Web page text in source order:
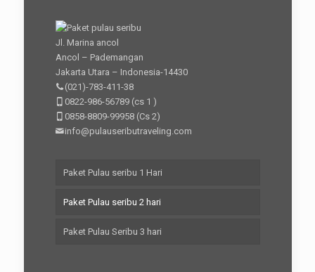
Jl. Marina ancol
Ancol – Pademangan
Jakarta Utara – Indonesia-14430
(021)-783-411-38
0822-986-56789(cs 1 )
0858-8809-99958(Cs 2)
info@pulauseributraveling.com
Paket Pulau seribu 1 Hari
Paket Pulau seribu 2 hari
Paket Pulau Seribu 3 hari